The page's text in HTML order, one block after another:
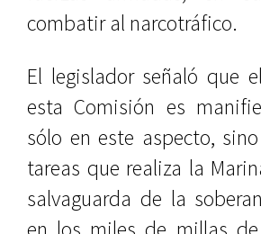
combatir al narcotráfico.
El legislador señaló que
esta Comisión es
sólo en este aspecto,
tareas que realiza la
salvaguarda de la